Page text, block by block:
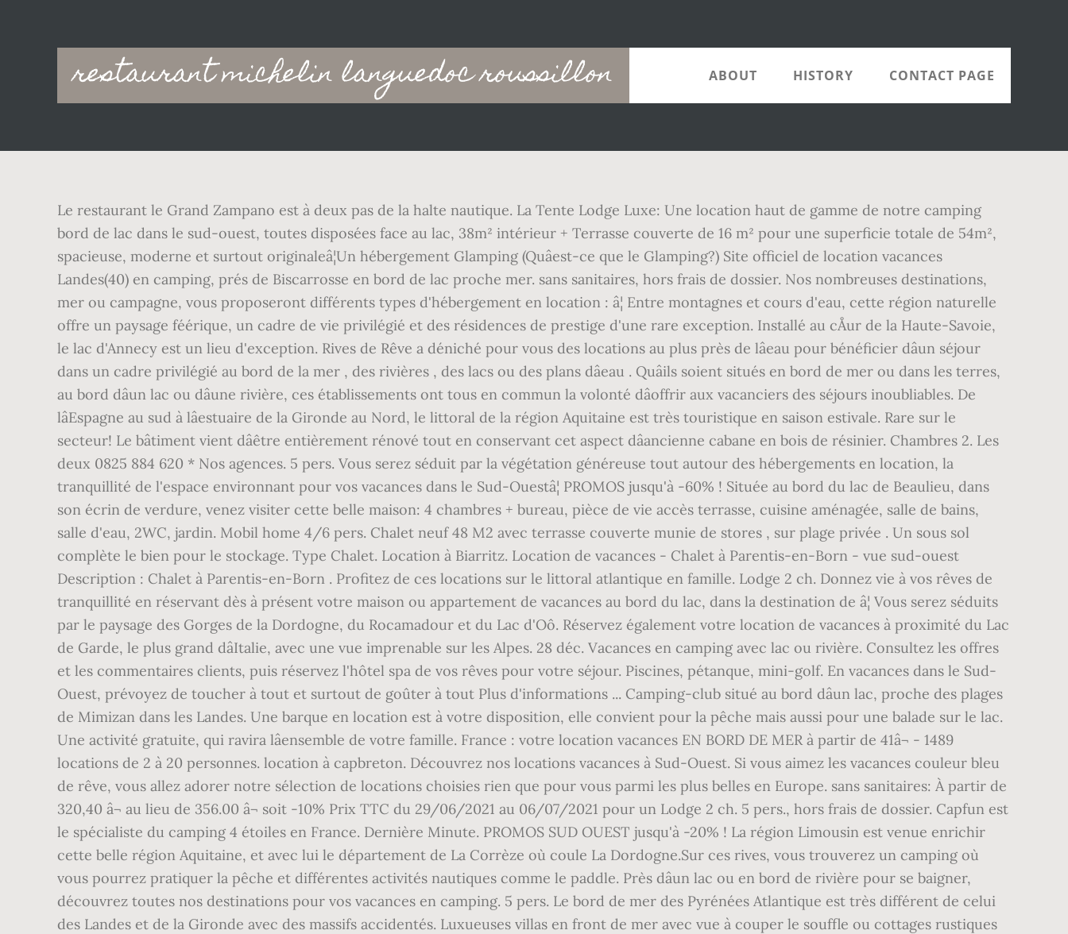
restaurant michelin languedoc roussillon
Main
navigation
ABOUT HISTORY CONTACT PAGE
Le restaurant le Grand Zampano est à deux pas de la halte nautique. La Tente Lodge Luxe: Une location haut de gamme de notre camping
bord de lac dans le sud-ouest, toutes disposées face au lac, 38m² intérieur + Terrasse couverte de 16 m² pour une superficie totale de 54m²,
spacieuse, moderne et surtout originaleâ¦Un hébergement Glamping (Quâest-ce que le Glamping?) Site officiel de location vacances
Landes(40) en camping, prés de Biscarrosse en bord de lac proche mer. sans sanitaires, hors frais de dossier. Nos nombreuses destinations,
mer ou campagne, vous proposeront différents types d'hébergement en location : â¦ Entre montagnes et cours d'eau, cette région naturelle
offre un paysage féérique, un cadre de vie privilégié et des résidences de prestige d'une rare exception. Installé au cÅur de la Haute-Savoie,
le lac d'Annecy est un lieu d'exception. Rives de Rêve a déniché pour vous des locations au plus près de lâeau pour bénéficier dâun séjour
dans un cadre privilégié au bord de la mer , des rivières , des lacs ou des plans dâeau . Quâils soient situés en bord de mer ou dans les terres,
au bord dâun lac ou dâune rivière, ces établissements ont tous en commun la volonté dâoffrir aux vacanciers des séjours inoubliables. De
lâEspagne au sud à lâestuaire de la Gironde au Nord, le littoral de la région Aquitaine est très touristique en saison estivale. Rare sur le
secteur! Le bâtiment vient dâêtre entièrement rénové tout en conservant cet aspect dâancienne cabane en bois de résinier. Chambres 2. Les
deux 0825 884 620 * Nos agences. 5 pers. Vous serez séduit par la végétation généreuse tout autour des hébergements en location, la
tranquillité de l'espace environnant pour vos vacances dans le Sud-Ouestâ¦ PROMOS jusqu'à -60% ! Située au bord du lac de Beaulieu, dans
son écrin de verdure, venez visiter cette belle maison: 4 chambres + bureau, pièce de vie accès terrasse, cuisine aménagée, salle de bains,
salle d'eau, 2WC, jardin. Mobil home 4/6 pers. Chalet neuf 48 M2 avec terrasse couverte munie de stores , sur plage privée . Un sous sol
complète le bien pour le stockage. Type Chalet. Location à Biarritz. Location de vacances - Chalet à Parentis-en-Born - vue sud-ouest
Description : Chalet à Parentis-en-Born . Profitez de ces locations sur le littoral atlantique en famille. Lodge 2 ch. Donnez vie à vos rêves de
tranquillité en réservant dès à présent votre maison ou appartement de vacances au bord du lac, dans la destination de â¦ Vous serez séduits
par le paysage des Gorges de la Dordogne, du Rocamadour et du Lac d'Oô. Réservez également votre location de vacances à proximité du Lac
de Garde, le plus grand dâItalie, avec une vue imprenable sur les Alpes. 28 déc. Vacances en camping avec lac ou rivière. Consultez les offres
et les commentaires clients, puis réservez l'hôtel spa de vos rêves pour votre séjour. Piscines, pétanque, mini-golf. En vacances dans le Sud-
Ouest, prévoyez de toucher à tout et surtout de goûter à tout Plus d'informations ... Camping-club situé au bord dâun lac, proche des plages
de Mimizan dans les Landes. Une barque en location est à votre disposition, elle convient pour la pêche mais aussi pour une balade sur le lac.
Une activité gratuite, qui ravira lâensemble de votre famille. France : votre location vacances EN BORD DE MER à partir de 41â¬ - 1489
locations de 2 à 20 personnes. location à capbreton. Découvrez nos locations vacances à Sud-Ouest. Si vous aimez les vacances couleur bleu
de rêve, vous allez adorer notre sélection de locations choisies rien que pour vous parmi les plus belles en Europe. sans sanitaires: À partir de
320,40 â¬ au lieu de 356.00 â¬ soit -10% Prix TTC du 29/06/2021 au 06/07/2021 pour un Lodge 2 ch. 5 pers., hors frais de dossier. Capfun est
le spécialiste du camping 4 étoiles en France. Dernière Minute. PROMOS SUD OUEST jusqu'à -20% ! La région Limousin est venue enrichir
cette belle région Aquitaine, et avec lui le département de La Corrèze où coule La Dordogne.Sur ces rives, vous trouverez un camping où
vous pourrez pratiquer la pêche et différentes activités nautiques comme le paddle. Près dâun lac ou en bord de rivière pour se baigner,
découvrez toutes nos destinations pour vos vacances en camping. 5 pers. Le bord de mer des Pyrénées Atlantique est très différent de celui
des Landes et de la Gironde avec des massifs accidentés. Luxueuses villas en front de mer avec vue à couper le souffle ou cottages rustiques